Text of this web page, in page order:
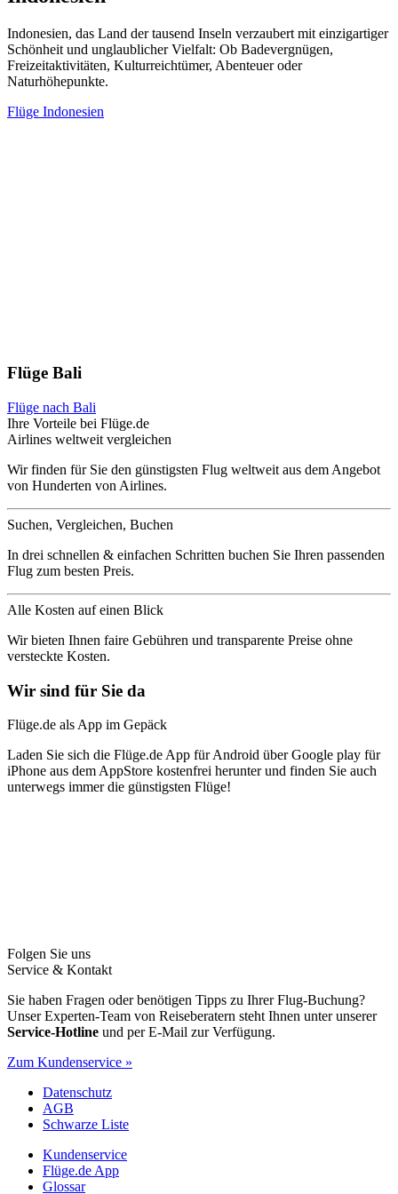
Indonesien, das Land der tausend Inseln verzaubert mit einzigartiger
Schönheit und unglaublicher Vielfalt: Ob Badevergnügen,
Freizeitaktivitäten, Kulturreichtümer, Abenteuer oder
Naturhöhepunkte.
Flüge Indonesien
Flüge Bali
Flüge nach Bali
Ihre Vorteile bei Flüge.de
Airlines weltweit vergleichen
Wir finden für Sie den günstigsten Flug weltweit aus dem Angebot
von Hunderten von Airlines.
Suchen, Vergleichen, Buchen
In drei schnellen & einfachen Schritten buchen Sie Ihren passenden
Flug zum besten Preis.
Alle Kosten auf einen Blick
Wir bieten Ihnen faire Gebühren und transparente Preise ohne
versteckte Kosten.
Wir sind für Sie da
Flüge.de als App im Gepäck
Laden Sie sich die Flüge.de App für Android über Google play für
iPhone aus dem AppStore kostenfrei herunter und finden Sie auch
unterwegs immer die günstigsten Flüge!
Folgen Sie uns
Service & Kontakt
Sie haben Fragen oder benötigen Tipps zu Ihrer Flug-Buchung?
Unser Experten-Team von Reiseberatern steht Ihnen unter unserer
Service-Hotline und per E-Mail zur Verfügung.
Zum Kundenservice »
Datenschutz
AGB
Schwarze Liste
Kundenservice
Flüge.de App
Glossar